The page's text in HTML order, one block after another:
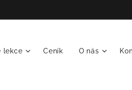
lekce Ceník O nás